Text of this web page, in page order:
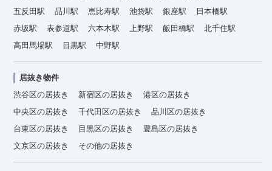
五反田駅
品川駅 恵比寿駅 池袋駅 銀座駅
日本橋駅
赤坂駅
表参道駅 六本木駅 上野駅 飯田橋駅
北千住駅
高田馬場駅
目黒駅 中野駅
居抜き物件
渋谷区の居抜き
新宿区の居抜き
港区の居抜き
中央区の居抜き
千代田区の居抜き
品川区の居抜き
台東区の居抜き
目黒区の居抜き
豊島区の居抜き
文京区の居抜き
その他の居抜き